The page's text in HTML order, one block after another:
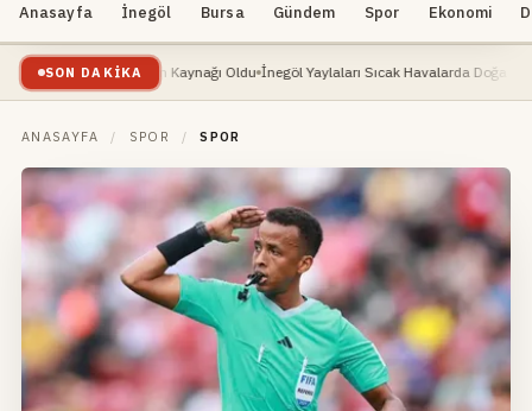
Anasayfa İnegöl Bursa Gündem Spor Ekonomi
SON DAKIKA
Yeni Geçim Kaynağı Oldu İnegöl Yaylaları Sıcak Havalarda Doğa Severlerin Yeni
ANASAYFA / SPOR / SPOR